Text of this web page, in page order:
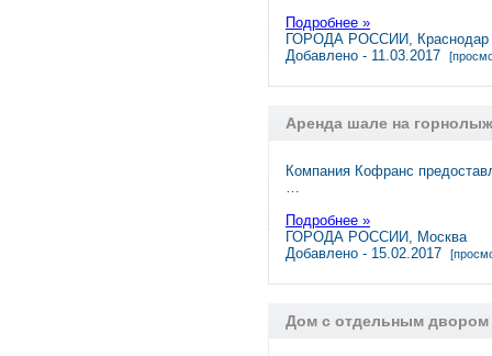
Подробнее »
ГОРОДА РОССИИ, Краснодар
Добавлено - 11.03.2017
Аренда шале на
Компания Кофранс
…
Подробнее »
ГОРОДА РОССИИ, Москва
Добавлено - 15.02.2017
Дом с отдельным двором